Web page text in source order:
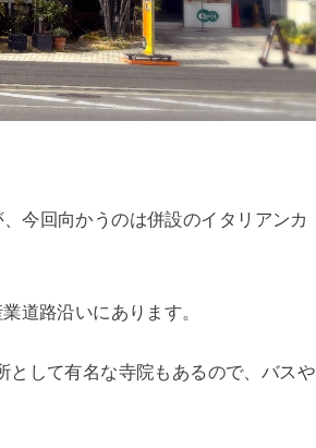
今回向かうのは併設のイタリアンカ
道路沿いにあります。
として有名な寺院もあるので、バスや